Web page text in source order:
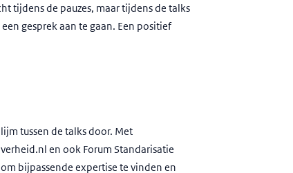
tijdens de pauzes, maar tijdens de talks
gesprek aan te gaan. Een positief
tussen de talks door. Met
en ook Forum Standarisatie
bijpassende expertise te vinden en